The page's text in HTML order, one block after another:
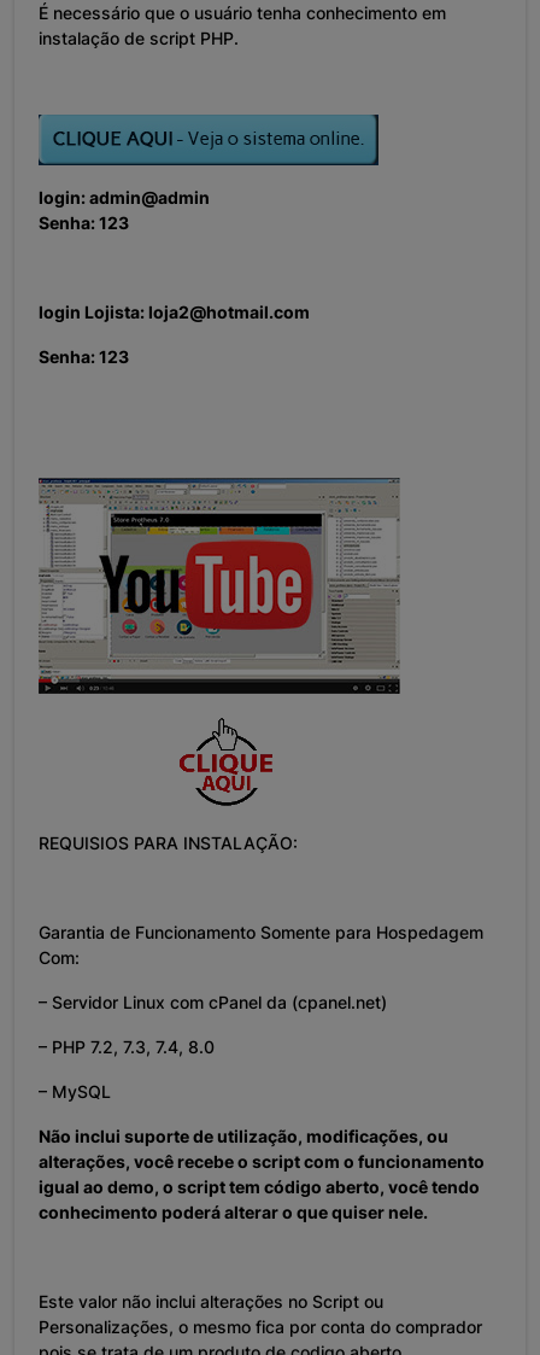
É necessário que o usuário tenha conhecimento em
instalação de script PHP.
login: admin@admin
Senha: 123
login Lojista: loja2@hotmail.com
Senha: 123
REQUISIOS PARA INSTALAÇÃO:
Garantia de Funcionamento Somente para Hospedagem
Com:
– Servidor Linux com cPanel da (cpanel.net)
– PHP 7.2, 7.3, 7.4, 8.0
– MySQL
Não inclui suporte de utilização, modificações, ou
alterações, você recebe o script com o funcionamento
igual ao demo, o script tem código aberto, você tendo
conhecimento poderá alterar o que quiser nele.
Este valor não inclui alterações no Script ou
Personalizações, o mesmo fica por conta do comprador